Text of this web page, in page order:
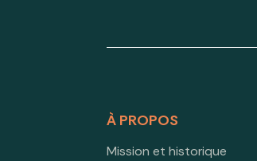
À PROPOS
Mission et historique